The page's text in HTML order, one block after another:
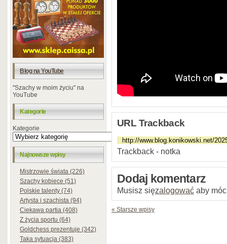
Blog na YouTube
"Szachy w moim życiu" na
YouTube
Kategorie
Kategorie
Najnowsze wpisy
Mistrzowie świata (226)
Szachy kobiece (51)
Polskie talenty (74)
Artysta i szachista (94)
Ciekawa partia (408)
Z życia sportu (64)
Goldchess prezentuje (342)
Taka sytuacja (383)
URL Trackback
Trackback - notka
Dodaj komentarz
Musisz sięzalogować aby
« Starsze wpisy